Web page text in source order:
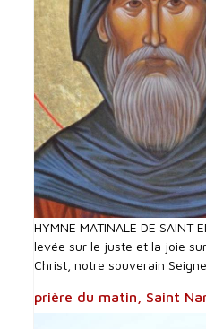
HYMNE MATINALE DE SAINT
levée sur le juste et la joie
Christ, notre souverain
prière du matin, Saint